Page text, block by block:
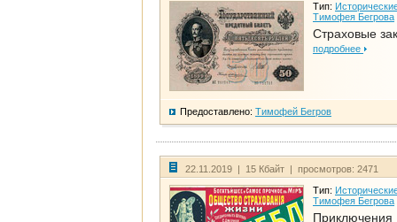
Тип:
Тимофея Бегрова
Страховые
подробнее
Предоставлено: Тимофей Бегров
22.11.2019 | 15 Кбайт | просмотров: 2471
Тип:
Тимофея Бегрова
Приключения